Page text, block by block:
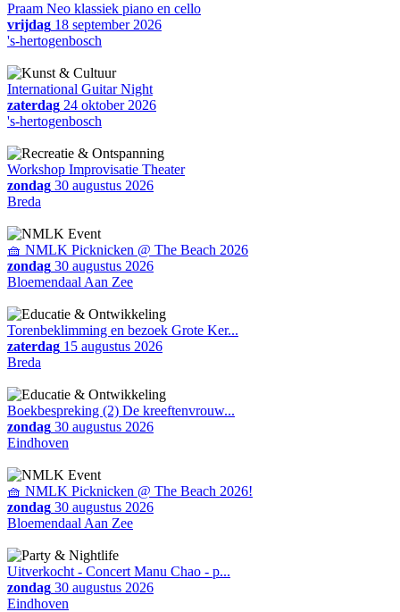
Praam Neo klassiek piano en cello
vrijdag 18 september 2026
's-hertogenbosch
International Guitar Night
zaterdag 24 oktober 2026
's-hertogenbosch
Workshop Improvisatie Theater
zondag 30 augustus 2026
Breda
🧺 NMLK Picknicken @ The Beach 2026
zondag 30 augustus 2026
Bloemendaal Aan Zee
Torenbeklimming en bezoek Grote Ker...
zaterdag 15 augustus 2026
Breda
Boekbespreking (2) De kreeftenvrouw...
zondag 30 augustus 2026
Eindhoven
🧺 NMLK Picknicken @ The Beach 2026!
zondag 30 augustus 2026
Bloemendaal Aan Zee
Uitverkocht - Concert Manu Chao - p...
zondag 30 augustus 2026
Eindhoven